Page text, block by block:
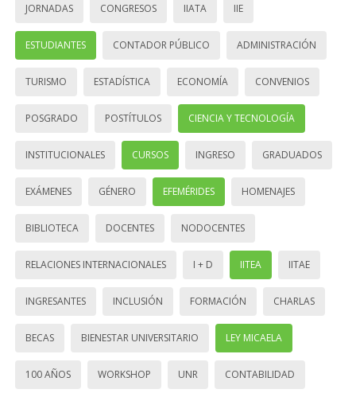
JORNADAS CONGRESOS IIATA IIE
ESTUDIANTES CONTADOR PÚBLICO ADMINISTRACIÓN
TURISMO ESTADÍSTICA ECONOMÍA CONVENIOS
POSGRADO POSTÍTULOS CIENCIA Y TECNOLOGÍA
INSTITUCIONALES CURSOS INGRESO GRADUADOS
EXÁMENES GÉNERO EFEMÉRIDES HOMENAJES
BIBLIOTECA DOCENTES NODOCENTES
RELACIONES INTERNACIONALES I + D IITEA IITAE
INGRESANTES INCLUSIÓN FORMACIÓN CHARLAS
BECAS BIENESTAR UNIVERSITARIO LEY MICAELA
100 AÑOS WORKSHOP UNR CONTABILIDAD